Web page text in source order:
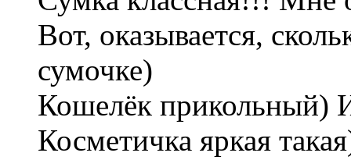
Вот, оказывается,
сумочке)
Кошелёк прикольный)
Косметичка яркая